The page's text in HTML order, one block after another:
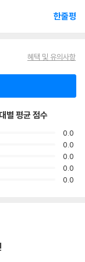
한줄평
혜택 및 유의사항
별 평균 점수
0.0
0.0
0.0
0.0
0.0